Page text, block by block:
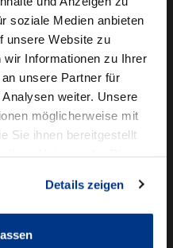
soziale Medien anbieten
unsere Website zu
wir Informationen zu Ihrer
unsere Partner für
weiter. Unsere
möglicherweise mit
Sie ihnen bereitgestellt
Details zeigen